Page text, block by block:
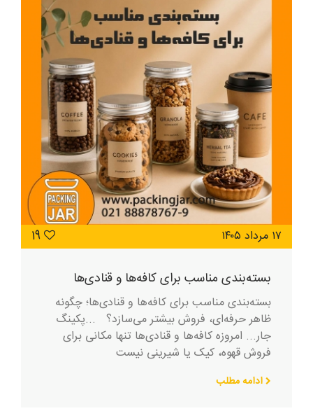
۱۷ مرداد ۱۴۰۵
بسته‌بندی مناسب برای کافه‌ها و قنادی‌ها
بسته‌بندی مناسب برای کافه‌ها و قنادی‌ها؛ چگونه
ظاهر حرفه‌ای، فروش بیشتر می‌سازد؟ ...پکینگ
جار... امروزه کافه‌ها و قنادی‌ها تنها مکانی برای
فروش قهوه، کیک یا شیرینی نیست
ادامه مطلب